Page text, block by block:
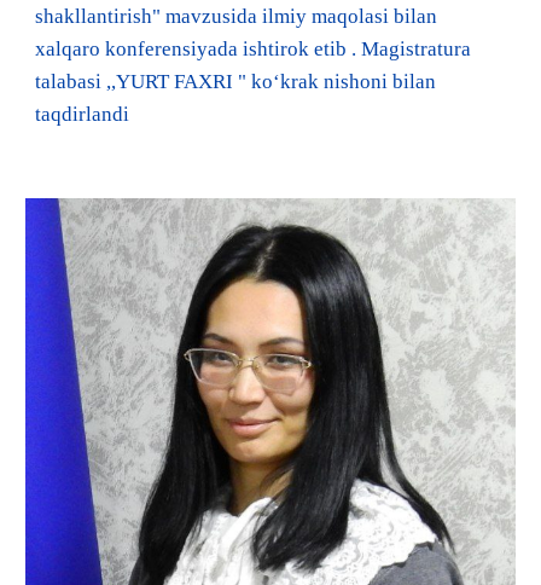
shakllantirish" mavzusida ilmiy maqolasi bilan
xalqaro konferensiyada ishtirok etib . Magistratura
talabasi ,,YURT FAXRI " koʻkrak nishoni bilan
taqdirlandi